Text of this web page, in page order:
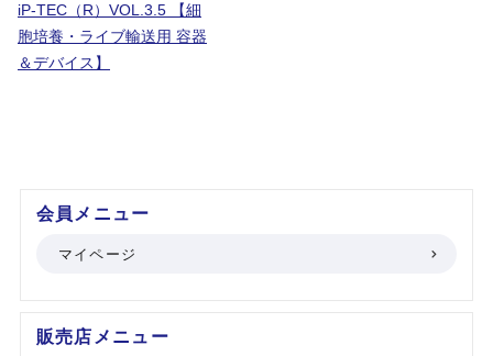
iP-TEC（R）VOL.3.5 【細
胞培養・ライブ輸送用 容器
＆デバイス】
会員メニュー
マイページ
販売店メニュー